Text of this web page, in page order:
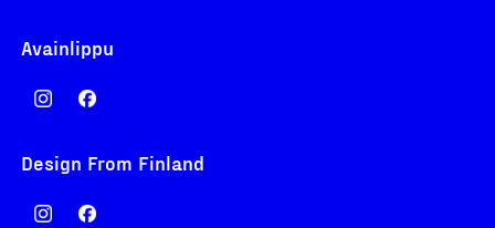
Avainlippu
Design From Finland